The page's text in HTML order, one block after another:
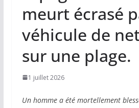
meurt écrasé
véhicule de
sur une plage.
1 juillet 2026
Un homme a été mortellement